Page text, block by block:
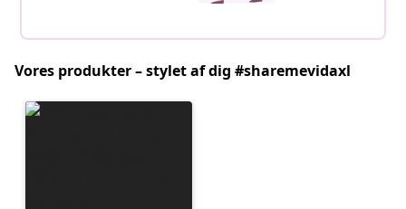
Vores produkter – stylet af dig #sharemevidaxl